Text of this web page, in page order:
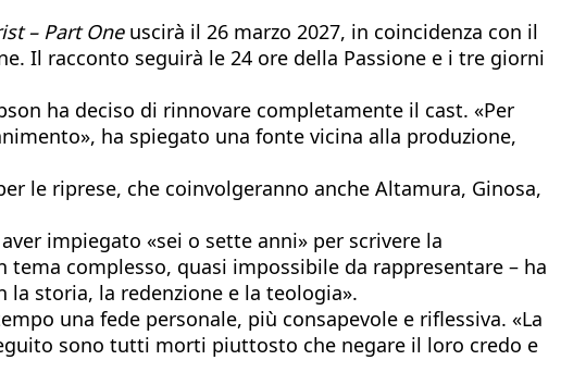
– Part Oneuscirà il 26 marzo 2027, in coincidenza con il
Il racconto seguirà le 24 ore della Passione e i tre giorni
ha deciso di rinnovare completamente il cast. «Per
ha spiegato una fonte vicina alla produzione,
le riprese, che coinvolgeranno anche Altamura, Ginosa,
impiegato «sei o sette anni» per scrivere la
tema complesso, quasi impossibile da rappresentare – ha
storia, la redenzione e la teologia».
una fede personale, più consapevole e riflessiva. «La
sono tutti morti piuttosto che negare il loro credo e